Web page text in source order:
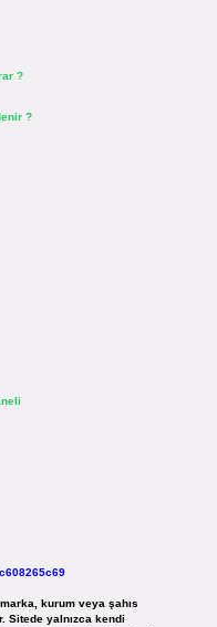
?
?
kurum veya şahıs
Sitede yalnızca kendi